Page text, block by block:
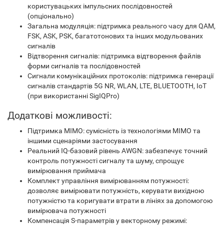
користувацьких імпульсних послідовностей
(опціонально)
Загальна модуляція: підтримка реального часу для QAM,
FSK, ASK, PSK, багатотонових та інших модульованих
сигналів
Відтворення сигналів: підтримка відтворення файлів
форми сигналів та послідовностей
Сигнали комунікаційних протоколів: підтримка генерації
сигналів стандартів 5G NR, WLAN, LTE, BLUETOOTH, IoT
(при використанні SigIQPro)
Додаткові можливості:
Підтримка MIMO: сумісність із технологіями MIMO та
іншими сценаріями застосування
Реальний IQ-базовий рівень AWGN: забезпечує точний
контроль потужності сигналу та шуму, спрощує
вимірювання приймача
Комплект управління вимірюванням потужності:
дозволяє вимірювати потужність, керувати вихідною
потужністю та коригувати втрати в лініях за допомогою
вимірювача потужності
Компенсація S-параметрів у векторному режимі: